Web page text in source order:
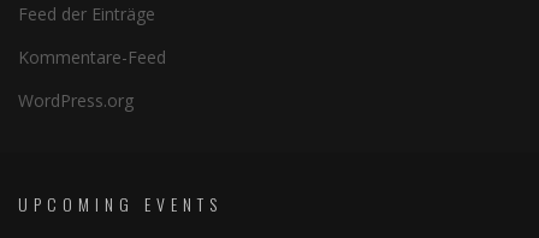
Feed der Einträge
Kommentare-Feed
WordPress.org
UPCOMING EVENTS